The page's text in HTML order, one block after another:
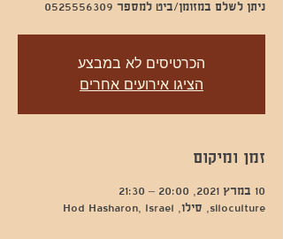
ניתן לשלם במזומן/ביט למספר 0525556309
הכרטיסים לא במבצע
הציגו אירועים אחרים
זמן ומיקום
10 במרץ 2021, 20:00 – 21:30
siloculture, סילו, Hod Hasharon, Israel